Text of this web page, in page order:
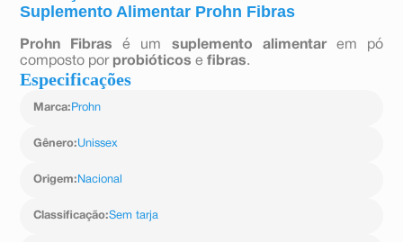
Suplemento Alimentar Prohn Fibras
Prohn Fibras é um suplemento alimentarem pó
composto por probióticos efibras.
Especificações
Marca: Prohn
Gênero:Unissex
Origem: Nacional
Classificação:Sem tarja